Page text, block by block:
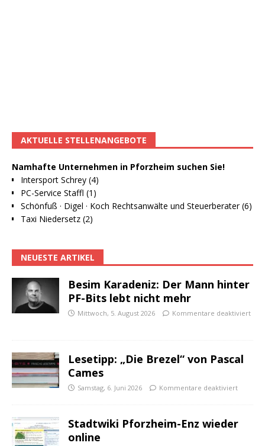
AKTUELLE STELLENANGEBOTE
Namhafte Unternehmen in Pforzheim suchen Sie!
Intersport Schrey (4)
PC-Service Staffl (1)
Schönfuß · Digel · Koch Rechtsanwälte und Steuerberater (6)
Taxi Niedersetz (2)
NEUESTE ARTIKEL
Besim Karadeniz: Der Mann hinter
PF-Bits lebt nicht mehr
Mittwoch, 5. August 2026 Kommentare deaktiviert
Lesetipp: „Die Brezel“ von Pascal
Cames
Samstag, 6. Juni 2026 Kommentare deaktiviert
Stadtwiki Pforzheim-Enz wieder
online